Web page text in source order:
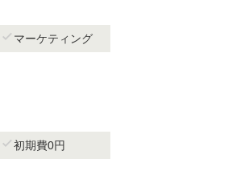
 マーケティング
 初期費0円